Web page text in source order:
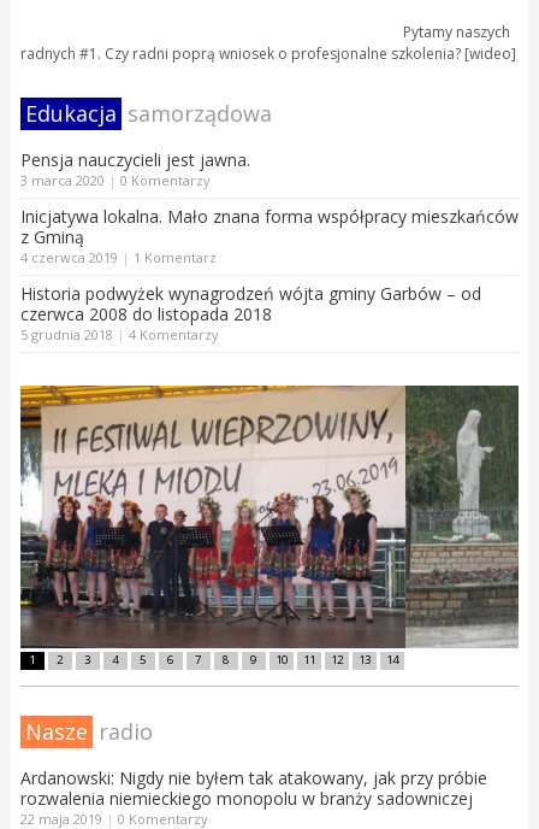
Pytamy naszych
radnych #1. Czy radni poprą wniosek o profesjonalne szkolenia? [wideo]
Edukacja samorządowa
Pensja nauczycieli jest jawna.
3 marca 2020 | 0 Komentarzy
Inicjatywa lokalna. Mało znana forma współpracy mieszkańców
z Gminą
4 czerwca 2019 | 1 Komentarz
Historia podwyżek wynagrodzeń wójta gminy Garbów – od
czerwca 2008 do listopada 2018
5 grudnia 2018 | 4 Komentarzy
1 2 3 4 5 6 7 8 9 10 11 12 13 14
Nasze radio
Ardanowski: Nigdy nie byłem tak atakowany, jak przy próbie
rozwalenia niemieckiego monopolu w branży sadowniczej
22 maja 2019 | 0 Komentarzy